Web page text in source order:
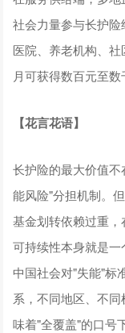
社会力量参与长护
医院、养老机构、
月可获得数百元至数
【花言花语】
长护险的最大价值
能风险"分担机制。
基金划转依赖过重
可持续性本身就是一
中国社会对"失能"标
系，不同地区、不
味着"全覆盖"的口号